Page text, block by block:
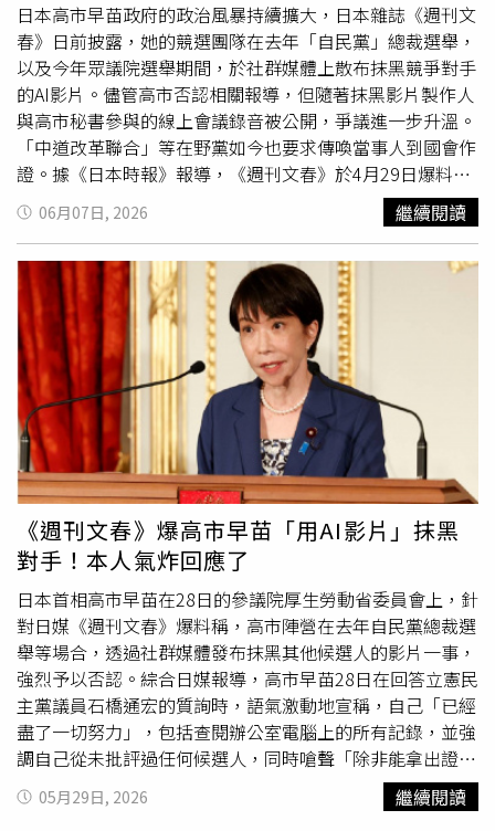
日本高市早苗政府的政治風暴持續擴大，日本雜誌《週刊文
春》日前披露，她的競選團隊在去年「自民黨」總裁選舉，
以及今年眾議院選舉期間，於社群媒體上散布抹黑競爭對手
的AI影片。儘管高市否認相關報導，但隨著抹黑影片製作人
與高市秘書參與的線上會議錄音被公開，爭議進一步升溫。
「中道改革聯合」等在野黨如今也要求傳喚當事人到國會作
證。據《日本時報》報導，《週刊文春》於4月29日爆料，
高市的秘書 木下剛志
曾與影片製作人松井健共謀，協助在社
群媒體上散布這些抹黑其他候選人的影片。自此之後，高市
始終否認相關指控，但後續報導已在自民黨內部引發憂慮，
1名黨內人士也坦承：「她被拖進了泥淖。」自《週刊文
春》首次披露該醜聞以來，高市的說法也出現些微變化。起
初，她聲稱自己與秘書都「不認識」影片製作人松井健。然
而，在松井健於網路節目中坦承自己曾與
木下剛志
持聯繫後，高市又突然改口稱：「無論是我還是我的秘書，
都沒有『見過』這名製作人。」據悉，松井健曾向媒體證
實，在自民黨總裁選舉期間，他根據高市團隊的授意，透過
AI每日生成100至200部網路影片。其中，約70%的影片用
於抹黑黨內的主要競爭對手、現任防長小泉進次郎，將其醜
化為「無能傀儡」；10%用於攻擊現任總務大臣林芳正；其
餘20%則用來吹捧高市本人。 6月3日，《週刊文春》還公
開了1段據稱來自去年12月影片製作人與高市秘書線上會議
的錄音。隨後，有在野黨議員要求高市確認該名秘書是否出
席了這場會議，但高市在4日的國會會議上拒絕回應。她表
示，自己是在當天凌晨約3時30分才收到相關要求，而且並
不打算訂閱該雜誌來確認錄音內容。當日本在野黨「立憲民
主黨」議員詢問她是否會對該《週刊文春》的報導提出抗議
時，她表示：「我正在治理國家，沒有時間處理那種事
情。」然而，最終高市仍被迫聆聽錄音，因為「中道改革聯
合」也取得了《週刊文春》的授權並提供錄音內容。對此，
高市在5日的國會會議中表示：「我昨天很晚才確認了那段
06月07日, 2026 繼續閱讀
《週刊文春》爆高市早苗「用AI影片」抹黑
對手！本人氣炸回應了
日本首相高市早苗在28日的參議院厚生勞動省委員會上，針
對日媒《週刊文春》爆料稱，高市陣營在去年自民黨總裁選
舉等場合，透過社群媒體發布抹黑其他候選人的影片一事，
強烈予以否認。綜合日媒報導，高市早苗28日在回答立憲民
主黨議員石橋通宏的質詢時，語氣激動地宣稱，自己「已經
盡了一切努力」，包括查閱辦公室電腦上的所有記錄，並強
調自己從未批評過任何候選人，同時嗆聲「除非能拿出證
據，否則被塑造這種負面印象是非常令人不快的。」日前
《週刊文春》的報導披露，高市早苗的秘書
木下剛志與影音
05月29日, 2026 繼續閱讀